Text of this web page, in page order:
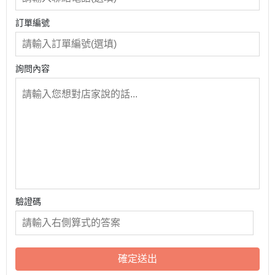
訂單編號
詢問內容
驗證碼
確定送出